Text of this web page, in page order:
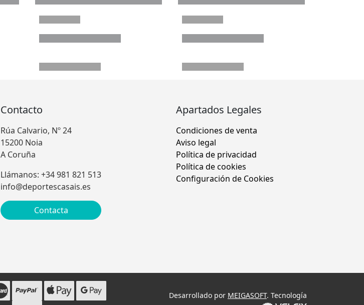
Contacto
Rúa Calvario, Nº 24
15200 Noia
A Coruña
Llámanos: +34 981 821 513
info@deportescasais.es
Contacta
Apartados Legales
Condiciones de venta
Aviso legal
Política de privacidad
Política de cookies
Configuración de Cookies
Desarrollado por MEIGASOFT. Tecnología